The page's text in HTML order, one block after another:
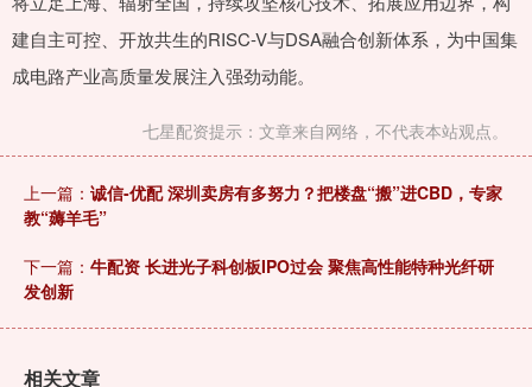
建自主可控、开放共生的RISC-V与DSA融合创新体系，为中国集
成电路产业高质量发展注入强劲动能。
七星配资提示：文章来自网络，不代表本站观点。
上一篇： 诚信-优配 深圳卖房有多努力？把楼盘“搬”进CBD，专家
教“薅羊毛”
下一篇： 牛配资 长进光子科创板IPO过会 聚焦高性能特种光纤研
发创新
相关文章